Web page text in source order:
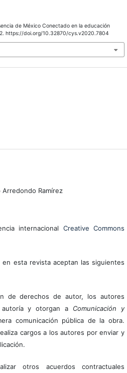
de México Conectado en la educación
https://doi.org/10.32870/cys.v2020.7804
Ramírez
internacional Creative Commons
esta revista aceptan las siguientes
de derechos de autor, los autores
y otorgan a Comunicación y
comunicación pública de la obra.
cargos a los autores por enviar y
otros acuerdos contractuales